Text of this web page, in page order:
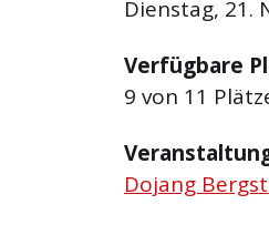
Dienstag, 21.
Verfügbare
9 von 11
Dojang